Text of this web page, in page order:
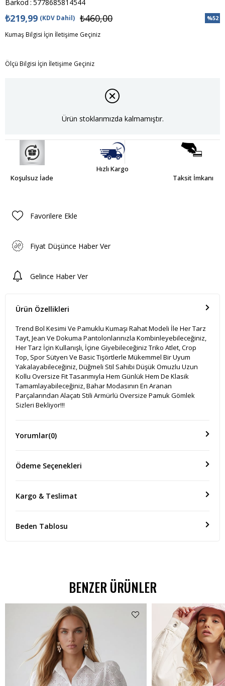
Barkod : 5778685814544
%52
₺460,00
₺219,99 (KDV Dahil)
Kumaş Bilgisi İçin İletişime Geçiniz
Ölçü Bilgisi İçin İletişime Geçiniz
Ürün stoklarımızda kalmamıştır.
Koşulsuz İade
Hızlı Kargo
Taksit İmkanı
Favorilere Ekle
Fiyat Düşünce Haber Ver
Gelince Haber Ver
Ürün Özellikleri
Trend Bol Kesimi Ve Pamuklu Kumaşı Rahat Modeli İle Her Tarz
Tayt, Jean Ve Dokuma Pantolonlarınızla Kombinleyebileceğiniz,
Her Tarz İçin Kullanışlı, İçine Giyebileceğiniz Triko Atlet, Crop
Top, Spor Sütyen Ve Basic Tişörtlerle Mükemmel Bir Uyum
Yakalayabileceğiniz, Düğmeli Stil Sahibi Düşük Omuzlu Uzun
Kollu Oversize Fit Tasarımıyla Hem Günlük Hem De Klasik
Tamamlayabileceğiniz, Bahar Modasının En Aranan
Parçalarından Alaçatı Stili Armürlü Oversize Pamuk Gömlek
Sizleri Bekliyor!!!
Yorumlar(0)
Ödeme Seçenekleri
Kargo & Teslimat
Beden Tablosu
BENZER ÜRÜNLER
%62 İNDİRİM
₺299,00
₺538,99